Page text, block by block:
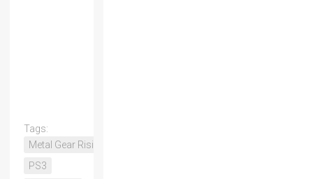
Tags:
Metal Gear Rising
PS3